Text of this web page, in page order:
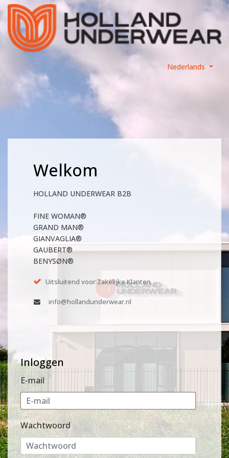
Nederlands
Welkom
HOLLAND UNDERWEAR B2B
FINE WOMAN®
GRAND MAN®
GIANVAGLIA®
GAUBERT®
BENYSØN®
Uitsluitend voor Zakelijke Klanten
info@hollandunderwear.nl
Inloggen
E-mail
Wachtwoord